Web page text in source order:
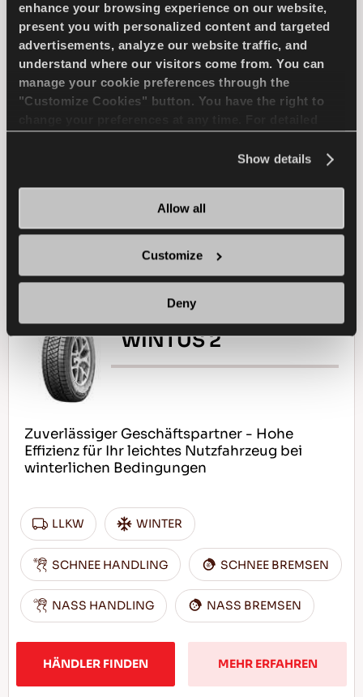
enhance your browsing experience on our website,
present you with personalized content and targeted
advertisements, analyze our website traffic, and
understand where our visitors come from. You can
manage your cookie preferences through the
"Customize Cookies" button. You have the right to
Show details
Allow all
Customize
Deny
Herausforderung Winter - Sicheres Fahren
für Ihren SUV
4X4 WINTER
NASS HANDLING NASS BREMSEN
WINTUS 2
Zuverlässiger Geschäftspartner - Hohe
Effizienz für Ihr leichtes Nutzfahrzeug bei
winterlichen Bedingungen
LLKW WINTER
SCHNEE HANDLING SCHNEE BREMSEN
NASS HANDLING NASS BREMSEN
HÄNDLER FINDEN MEHR ERFAHREN